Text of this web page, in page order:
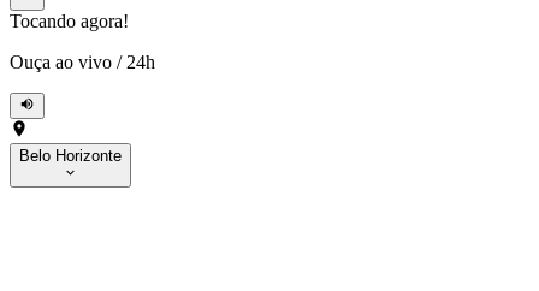
Tocando agora!
Ouça ao vivo / 24h
Belo Horizonte